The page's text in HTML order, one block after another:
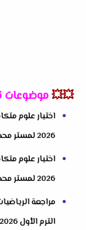
💥💥
اختبار علوم
2026 لمستر محمود منسي
اختبار علوم
2026 لمستر محمد الجزار
مراجعة
الترم الأول 2026 مكتب مستشار الرياضيات